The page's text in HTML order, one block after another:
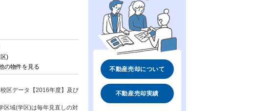
)
の物件を見る
区データ【2016年度】及び
区域(学区)は毎年見直しの対
不動産売却について
不動産売却実績